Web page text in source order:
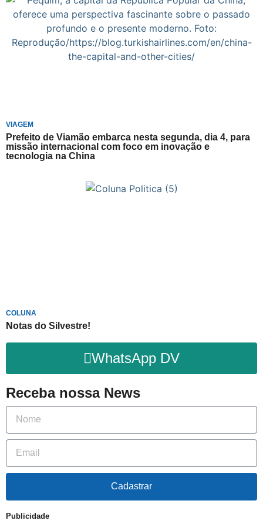
VIAGEM
Prefeito de Viamão embarca nesta segunda, dia 4, para
missão internacional com foco em inovação e
tecnologia na China
COLUNA
Notas do Silvestre!
WhatsApp DV
Receba nossa News
Cadastrar
Publicidade